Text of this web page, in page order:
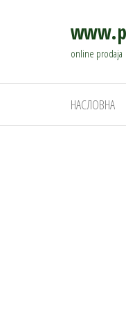
online prodaja
НАСЛОВНА